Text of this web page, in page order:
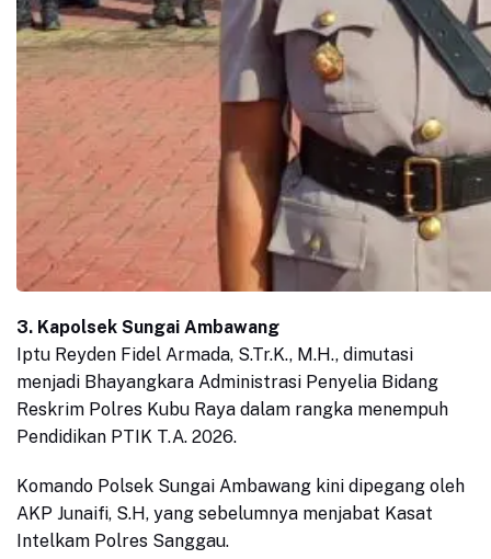
3. Kapolsek Sungai Ambawang
Iptu Reyden Fidel Armada, S.Tr.K., M.H., dimutasi
menjadi Bhayangkara Administrasi Penyelia Bidang
Reskrim Polres Kubu Raya dalam rangka menempuh
Pendidikan PTIK T.A. 2026.
Komando Polsek Sungai Ambawang kini dipegang oleh
AKP Junaifi, S.H, yang sebelumnya menjabat Kasat
Intelkam Polres Sanggau.